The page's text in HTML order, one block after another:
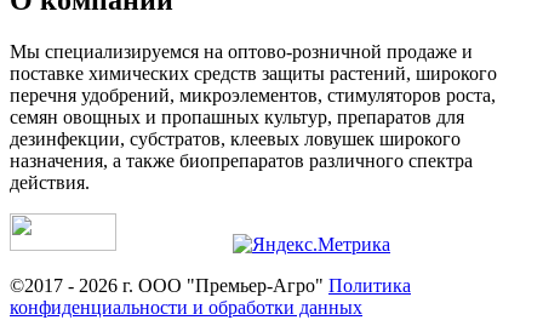
Мы специализируемся на оптово-розничной продаже и
поставке химических средств защиты растений, широкого
перечня удобрений, микроэлементов, стимуляторов роста,
семян овощных и пропашных культур, препаратов для
дезинфекции, субстратов, клеевых ловушек широкого
назначения, а также биопрепаратов различного спектра
действия.
©2017 - 2026 г. ООО "Премьер-Агро" Политика
конфиденциальности и обработки данных